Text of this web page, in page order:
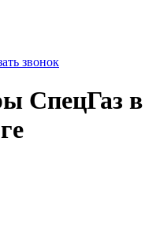
звонок
СпецГаз в